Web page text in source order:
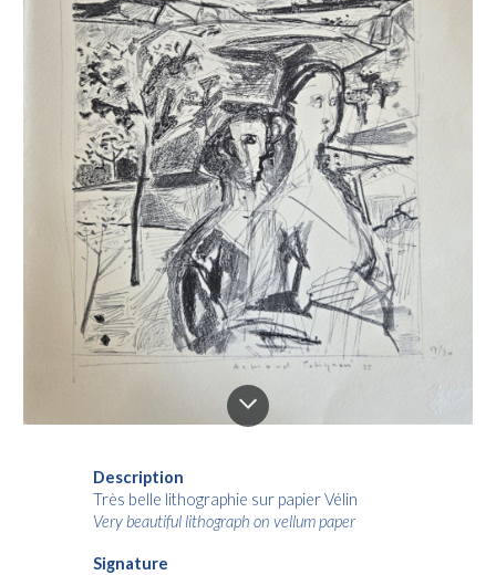
Description
Très belle lithographie sur papier Vélin
Very beautiful lithograph on vellum paper
Signature